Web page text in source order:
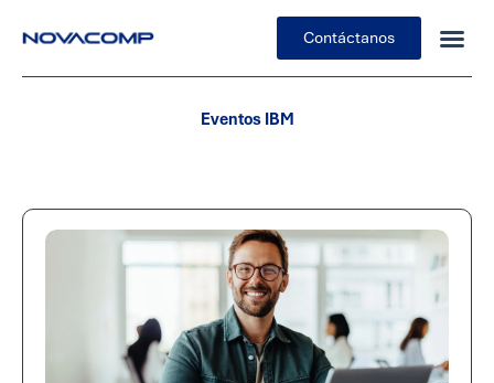
Contáctanos
Eventos IBM